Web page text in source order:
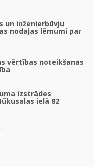
un inženierbūvju
nodaļas lēmumi par
vērtības noteikšanas
izstrādes
ielā 82